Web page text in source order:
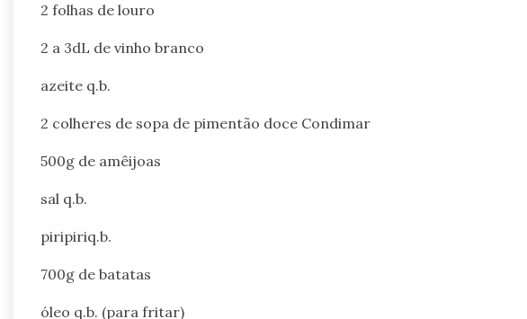
2 folhas de louro
2 a 3dL de vinho branco
azeite q.b.
2 colheres de sopa de pimentão doce Condimar
500g de amêijoas
sal q.b.
piripiriq.b.
700g de batatas
óleo q.b. (para fritar)